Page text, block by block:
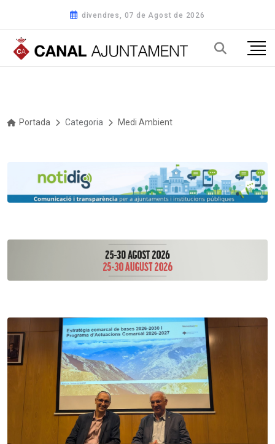
divendres, 07 de Agost de 2026
Portada Categoria Medi Ambient